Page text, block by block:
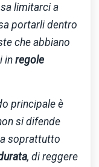
limitarci a
portarli dentro
che abbiano
in regole
principale è
si difende
soprattutto
, di reggere